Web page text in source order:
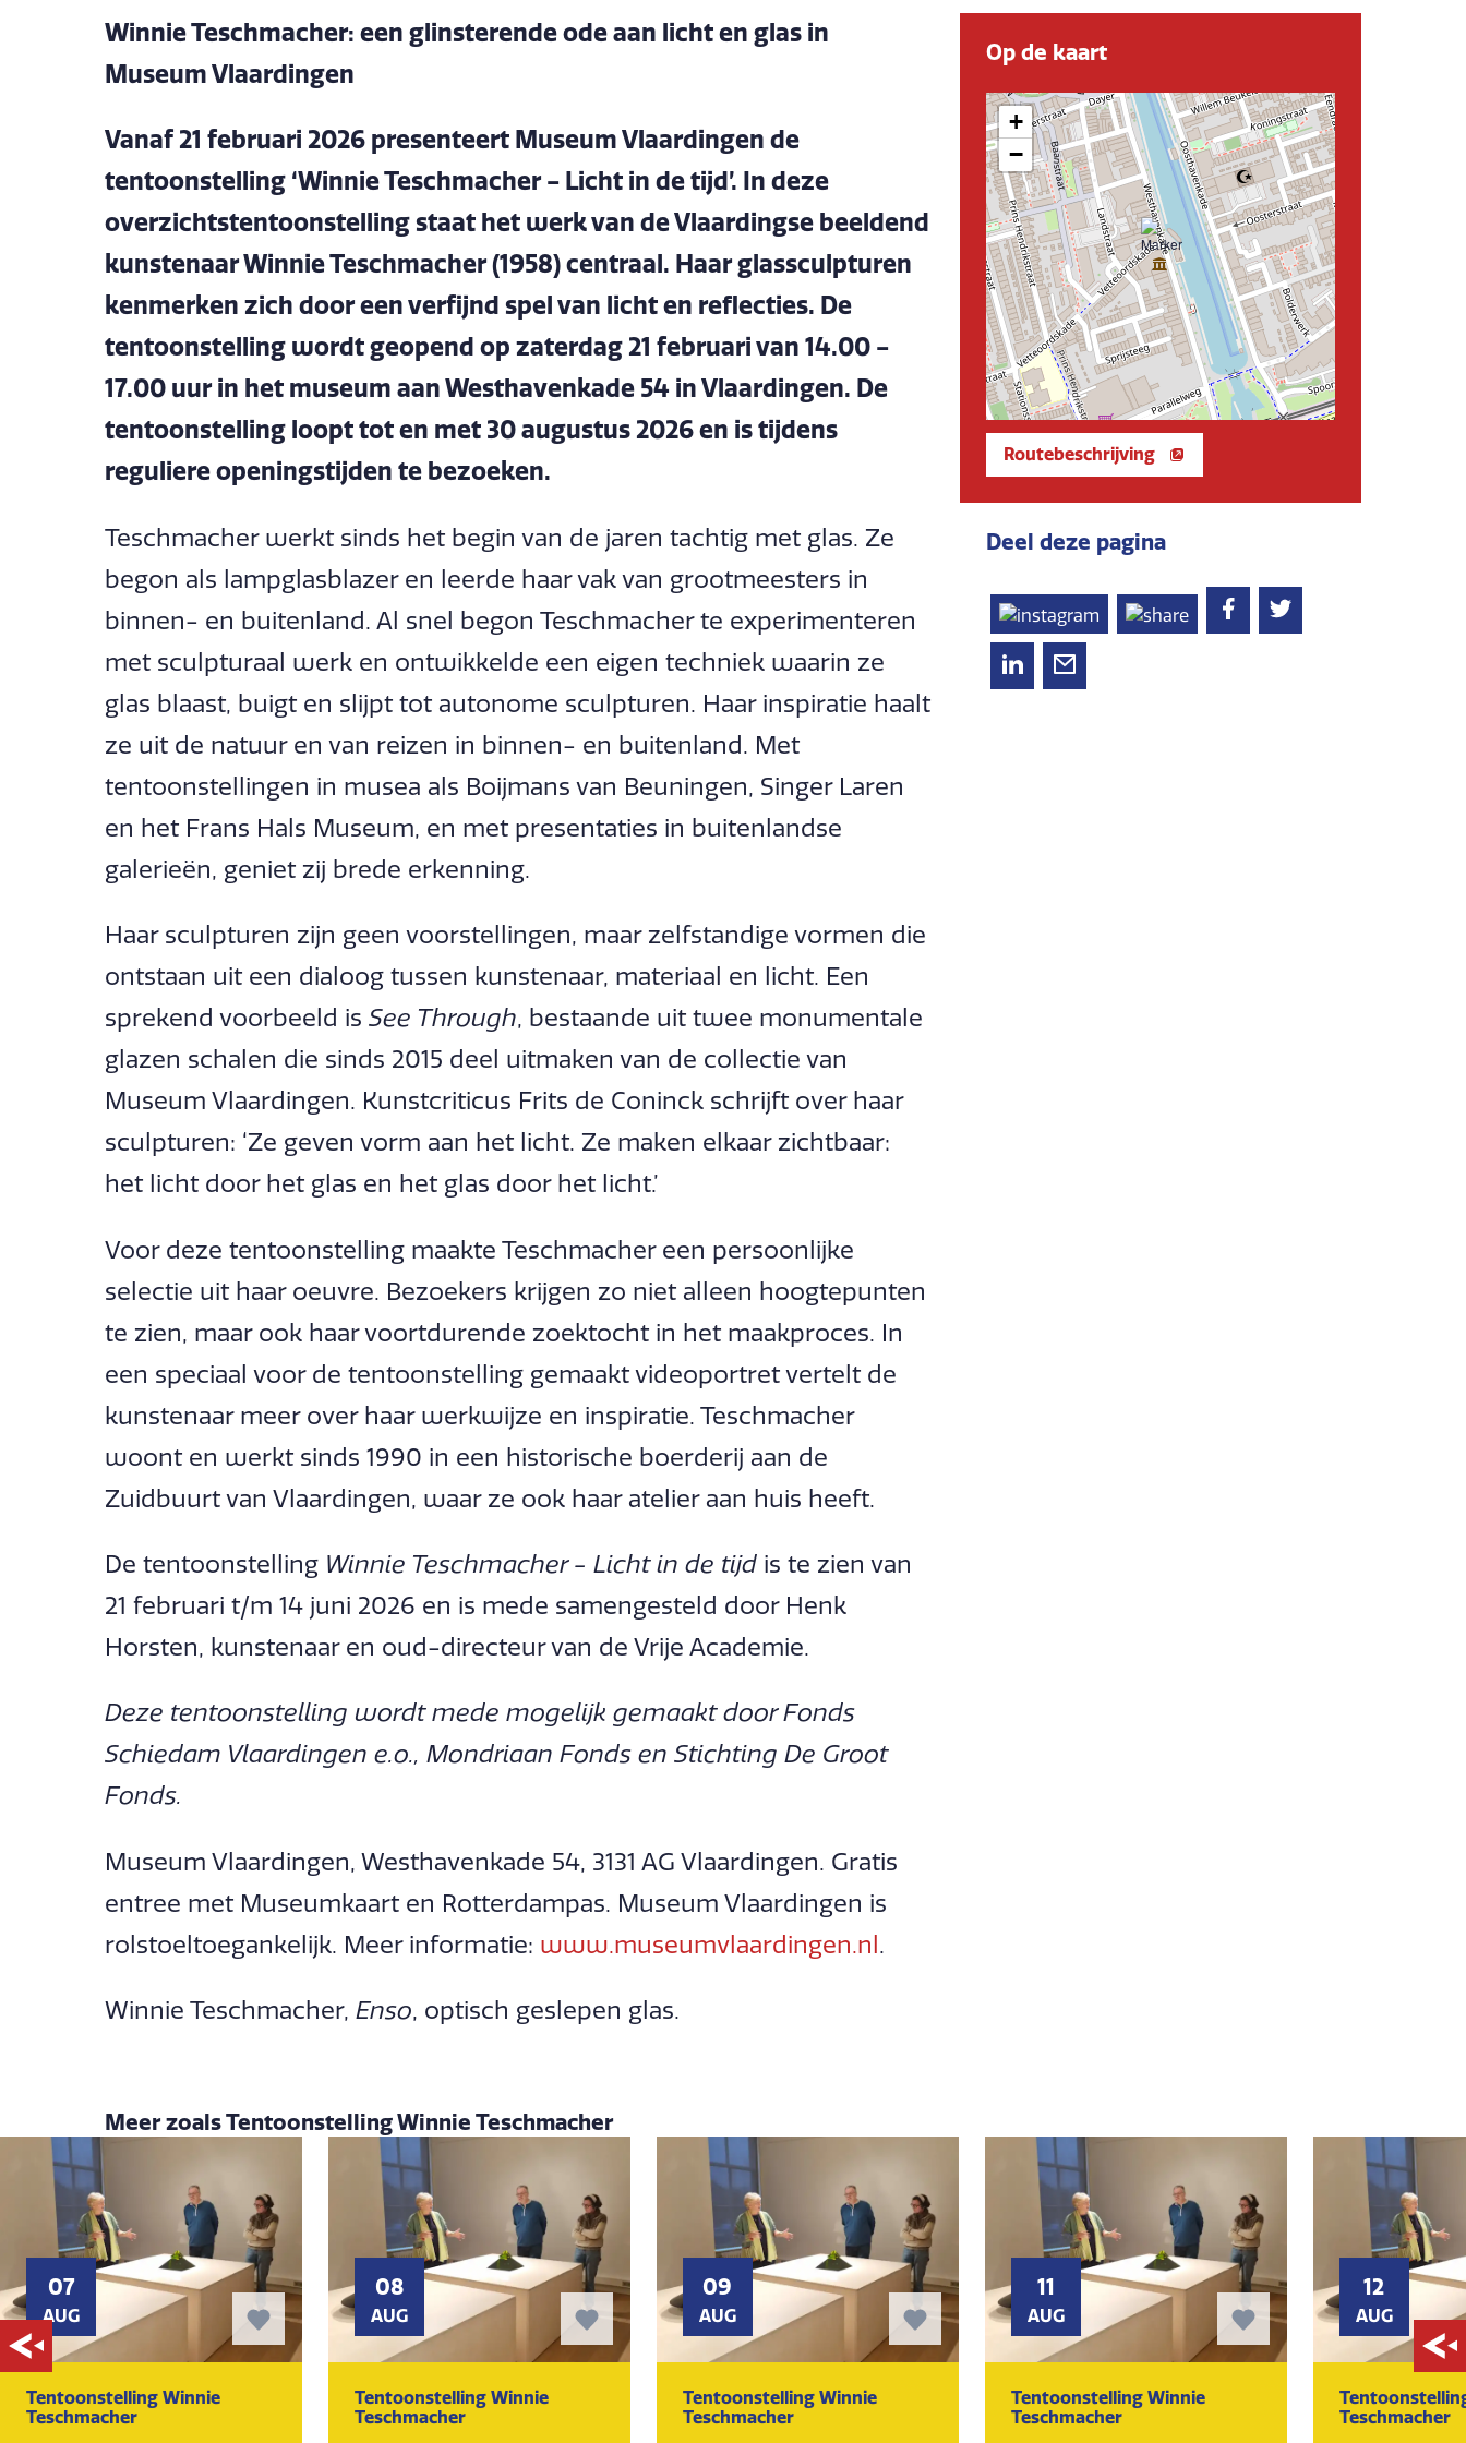
Winnie Teschmacher: een glinsterende ode aan licht en glas in
Museum Vlaardingen
Vanaf 21 februari 2026 presenteert Museum Vlaardingen de
tentoonstelling ‘Winnie Teschmacher - Licht in de tijd’. In deze
overzichtstentoonstelling staat het werk van de Vlaardingse beeldend
kunstenaar Winnie Teschmacher (1958) centraal. Haar glassculpturen
kenmerken zich door een verfijnd spel van licht en reflecties. De
tentoonstelling wordt geopend op zaterdag 21 februari van 14.00 -
17.00 uur in het museum aan Westhavenkade 54 in Vlaardingen. De
tentoonstelling loopt tot en met 30 augustus 2026 en is tijdens
reguliere openingstijden te bezoeken.
Teschmacher werkt sinds het begin van de jaren tachtig met glas. Ze
begon als lampglasblazer en leerde haar vak van grootmeesters in
binnen- en buitenland. Al snel begon Teschmacher te experimenteren
met sculpturaal werk en ontwikkelde een eigen techniek waarin ze
glas blaast, buigt en slijpt tot autonome sculpturen. Haar inspiratie haalt
ze uit de natuur en van reizen in binnen- en buitenland. Met
tentoonstellingen in musea als Boijmans van Beuningen, Singer Laren
en het Frans Hals Museum, en met presentaties in buitenlandse
galerieën, geniet zij brede erkenning.
Haar sculpturen zijn geen voorstellingen, maar zelfstandige vormen die
ontstaan uit een dialoog tussen kunstenaar, materiaal en licht. Een
sprekend voorbeeld is See Through, bestaande uit twee monumentale
glazen schalen die sinds 2015 deel uitmaken van de collectie van
Museum Vlaardingen. Kunstcriticus Frits de Coninck schrijft over haar
sculpturen: ‘Ze geven vorm aan het licht. Ze maken elkaar zichtbaar:
het licht door het glas en het glas door het licht.’
Voor deze tentoonstelling maakte Teschmacher een persoonlijke
selectie uit haar oeuvre. Bezoekers krijgen zo niet alleen hoogtepunten
te zien, maar ook haar voortdurende zoektocht in het maakproces. In
een speciaal voor de tentoonstelling gemaakt videoportret vertelt de
kunstenaar meer over haar werkwijze en inspiratie. Teschmacher
woont en werkt sinds 1990 in een historische boerderij aan de
Zuidbuurt van Vlaardingen, waar ze ook haar atelier aan huis heeft.
De tentoonstelling Winnie Teschmacher - Licht in de tijd is te zien van
21 februari t/m 14 juni 2026 en is mede samengesteld door Henk
Horsten, kunstenaar en oud-directeur van de Vrije Academie.
Deze tentoonstelling wordt mede mogelijk gemaakt door Fonds
Schiedam Vlaardingen e.o., Mondriaan Fonds en Stichting De Groot
Fonds.
Museum Vlaardingen, Westhavenkade 54, 3131 AG Vlaardingen. Gratis
entree met Museumkaart en Rotterdampas. Museum Vlaardingen is
rolstoeltoegankelijk. Meer informatie: www.museumvlaardingen.nl.
Winnie Teschmacher, Enso, optisch geslepen glas.
Op de kaart
+
−
Routebeschrijving
Deel deze pagina
Meer zoals Tentoonstelling Winnie Teschmacher
07
AUG
Tentoonstelling Winnie
Teschmacher
08
AUG
Tentoonstelling Winnie
Teschmacher
09
AUG
Tentoonstelling Winnie
Teschmacher
11
AUG
Tentoonstelling Winnie
Teschmacher
12
AUG
Teschmacher